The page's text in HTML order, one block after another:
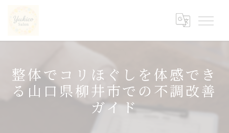
整体でコリほぐしを体感でき
る山口県柳井市での不調改善
ガイド